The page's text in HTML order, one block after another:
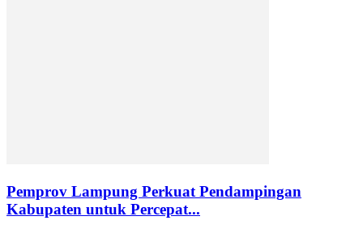
Pemprov Lampung Perkuat Pendampingan
Kabupaten untuk Percepat...